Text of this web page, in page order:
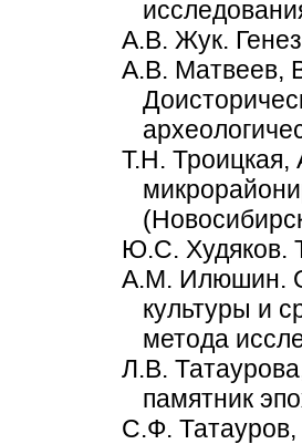
А.В. Жук.
А.В. Матвеев,
Т.Н. Троицкая,
Ю.С. Худяков.
A.M. Илюшин.
культуры и
метода
Л.В.
памятник
С.Ф.